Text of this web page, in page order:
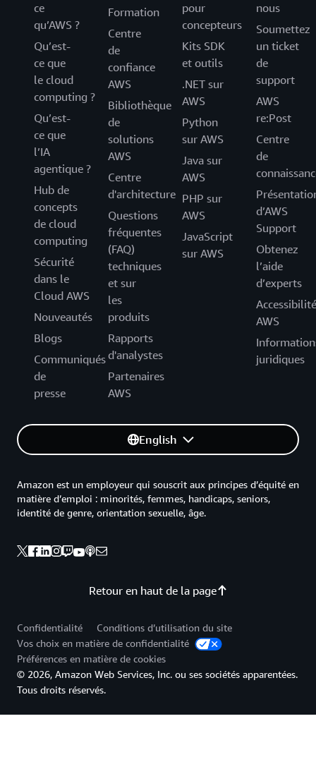
ce
qu’AWS ?
Qu’est-
ce que
le cloud
computing ?
Qu’est-
ce que
l’IA
agentique ?
Hub de
concepts
de cloud
computing
Sécurité
dans le
Cloud AWS
Nouveautés
Blogs
Communiqués
de
presse
Formation
Centre
de
confiance
AWS
Bibliothèque
de
solutions
AWS
Centre
d'architecture
Questions
fréquentes
(FAQ)
techniques
et sur
les
produits
Rapports
d'analystes
Partenaires
AWS
pour
concepteurs
Kits SDK
et outils
.NET sur
AWS
Python
sur AWS
Java sur
AWS
PHP sur
AWS
JavaScript
sur AWS
nous
Soumettez
un ticket
de
support
AWS
re:Post
Centre
de
d’AWS
Support
Obtenez
l’aide
d’experts
Accessibilité
AWS
juridiques
English
Retour en haut de la page
Amazon est un employeur qui souscrit aux principes d’équité en
matière d’emploi : minorités, femmes, handicaps, seniors,
identité de genre, orientation sexuelle, âge.
Confidentialité
Conditions d’utilisation du site
Vos choix en matière de confidentialité
Préférences en matière de cookies
© 2026, Amazon Web Services, Inc. ou ses sociétés apparentées.
Tous droits réservés.